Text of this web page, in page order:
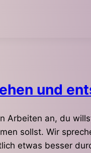
und
Arbeiten an, du
sollst. Wir
etwas besser